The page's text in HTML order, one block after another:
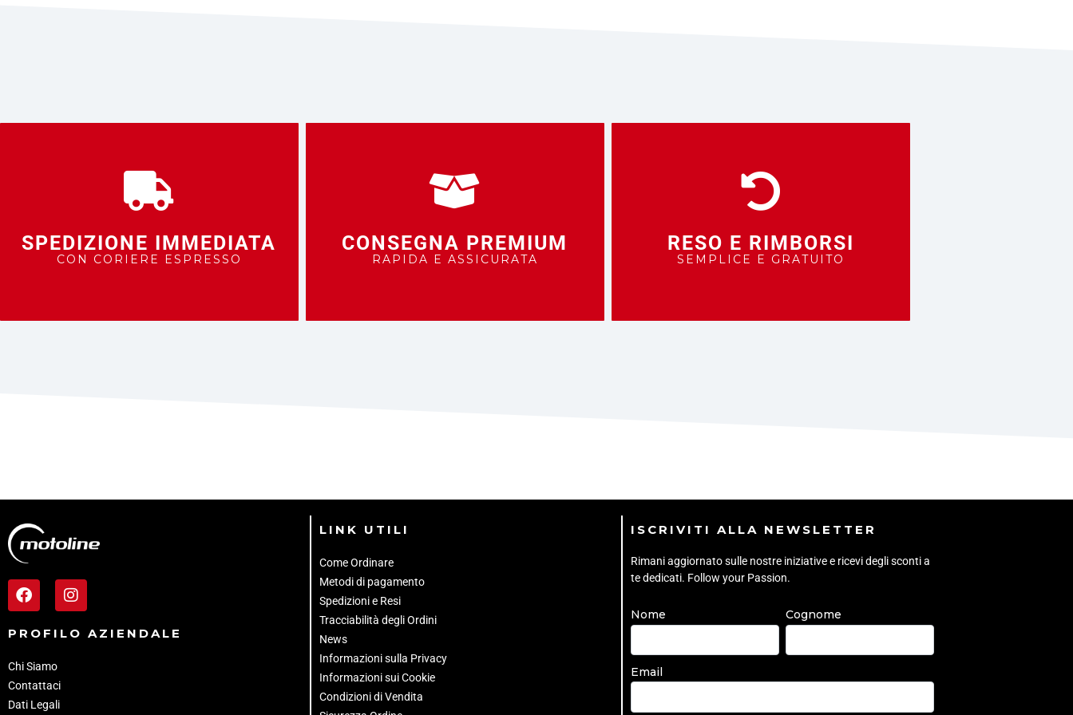
SPEDIZIONE IMMEDIATA
CON CORIERE ESPRESSO
CONSEGNA PREMIUM
RAPIDA E ASSICURATA
RESO E RIMBORSI
SEMPLICE E GRATUITO
PROFILO AZIENDALE
Chi Siamo
Contattaci
Dati Legali
LINK UTILI
Come Ordinare
Metodi di pagamento
Spedizioni e Resi
Tracciabilità degli Ordini
News
Informazioni sulla Privacy
Informazioni sui Cookie
Condizioni di Vendita
ISCRIVITI ALLA NEWSLETTER
Rimani aggiornato sulle nostre iniziative e ricevi degli sconti a
te dedicati. Follow your Passion.
Nome Cognome
Email